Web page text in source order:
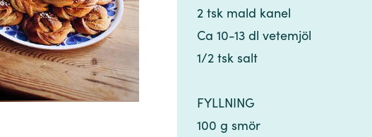
2 tsk mald kanel​​​​‌ ‍ ​‍​‍‌‍ ‌ ​‍‌‍‍‌‌‍‌ ‌‍‍‌‌‍ ‍​‍​‍​ ‍‍​‍​‍‌ ​ ‌‍​‌‌‍ ‍‌‍‍‌‌ ‌​‌ ‍‌​‍ ‍‌‍‍‌‌‍ ​‍​‍​‍ ​​‍​‍‌‍‍​‌ ​‍‌‍‌‌‌‍‌‍​‍​‍​ ‍‍​‍​‍‌‍‍​‌ ‌​‌ ‌​‌ ​​‌ ​ ​ ‍‍​‍ ​‍ ‌‍​ ‌‍ ‌‌ ​ ​‍ ‍‌‍​ ‌‍‌‌‌ ​‍‌ ‌‍‌‍‌‌‌ ​‍‌‍​‌​‍ ‍‌ ​ ‌‍‌‌​‍ ‌ ​​‌ ​‍‌‍ ‌‍‌​‌ ‌‌‌‍​ ‌ ‌​‌‍‍‌‌‍ ‌‍ ‍​‍ ‌‍‍‌‌‍ ‍‌ ‌​‌‍‌‌‌‍ ‍‌ ‌​​‍ ‌‍‌‌‌‍‌​‌‍‍‌‌ ‌​​‍ ‌‍ ‌‌‍ ‌‍‌​‌‍‌‌​ ‌‌ ​​‌ ​‍‌‍‌‌‌ ​ ‌‍‌‌‌‍ ‍‌ ‌​‌‍​‌‌ ‌​‌‍‍‌‌‍ ‌‍ ‍​ ‍ ‌‍‍‌‌‍‌​​ ‌‌‍​ ​ ‌​‌‍​‍​ ​ ​ ‍‌‌‍‌‍​ ‌ ‌‍​ ​‍ ‌​ ‌‌‌‍​‍​ ‌​​ ​‍​‍ ‌​ ‌​​ ‌‍​ ‌​​ ‌​​‍ ‌​ ‍‌​ ‌‌​ ​​​ ​‌​‍ ‌​ ‌ ‌‍‌​​ ‌‌​ ‌ ​ ‍​​ ​​​ ​‌‌‍‌​‌‍‌‌​ ‌‌​ ‌‍​ ‌‌​ ‍ ‌ ‌​‌ ‍‌‌ ​​‌‍‌‌​ ‌‌ ​​‌‍​‌‌‍‌ ‌‍‌‌​ ‍ ‌ ​​‌‍​‌‌ ‌​‌‍‍​​ ‌‌‍​‍‌‍ ​‌‍ ‌‍​ ‌‍‍ ‌ ​ ​‍‌‌​ ‌‌‌​​‍‌‌ ‌‍‍ ‌‍‌‌‌ ‍‌​‍‌‌​ ​ ‌​‌​​‍‌‌​ ​ ‌​‌​​‍‌‌​ ​‍​ ​‍​ ‌​​ ‌‌​ ‌ ‌‍​‍‌‍​‌​ ‌ ​ ​‍‌‍​ ​‍ ‌​ ‍​‌‍‌‍​ ​ ‌‍​‍​‍ ‌​ ‌​​ ‌‍​ ‌ ​ ​​​‍ ‌​ ‍​​ ​‍‌‍‌​​ ​​​‍ ‌‌‍‌​​ ​​​ ‌‍​ ​‍​ ​​‌‍‌‍‌‍‌‌​ ​​​ ‌‌​ ​ ​ ​ ​ ​‍​‍‌‌​ ​‍​ ​‍​‍‌‌​ ‌‌‌​‌​​‍ ‍‌‍​ ‌‍ ‌‍ ​‌ ‌‌‌‍ ‌‌‍ ‍‌ ​ ​‍‌‌​ ‌‌‌​​‍‌‌ ‌‍‍ ‌‍‌‌‌ ‍‌​‍‌‌​ ​ ‌​‌​​‍‌‌​ ​ ‌​‌​​‍‌‌​ ​‍​ ​‍​ ​ ​ ‌​‌‍​‍​ ​‍​ ​‌​ ​​​ ‌‍‌‍‌‍​ ‍‌​ ‌‌‌‍‌‍‌‍‌​​‍‌‌​ ​‍​ ​‍​‍‌‌​ ‌‌‌​‌​​‍ ‍‌‍‍‌‌ ‌​‌‍‌‌‌‍ ‌‌ ​ ​‍‌‌​ ‌‌‌​​‍​ ‌‍​‍‌‌​ ‌‌‌​‌​​ ‌‍​‍‌‍​‌‌ ​ ‌‍‌‌‌‌‌‌‌ ​‍‌‍ ​​ ‌‌‍‍​‌ ‌​‌ ‌​‌ ​​‌ ​ ​‍‌‌​ ​ ‌​​‌​‍‌‌​ ​‍‌​‌‍​‍‌‌​ ​‍‌​‌‍‌‍​ ‌‍ ‌‌ ​ ​‍ ‍‌‍​ ‌‍‌‌‌ ​‍‌ ‌‍‌‍‌‌‌ ​‍‌‍​‌​‍ ‍‌ ​ ‌‍‌‌​‍‌‍‌‍‍‌‌‍‌​​ ‌‌‍​ ​ ‌​‌‍​‍​ ​ ​ ‍‌‌‍‌‍​ ‌ ‌‍​ ​‍ ‌​ ‌‌‌‍​‍​ ‌​​ ​‍​‍ ‌​ ‌​​ ‌‍​ ‌​​ ‌​​‍ ‌​ ‍‌​ ‌‌​ ​​​ ​‌​‍ ‌​ ‌ ‌‍‌​​ ‌‌​ ‌ ​ ‍​​ ​​​ ​‌‌‍‌​‌‍‌‌​ ‌‌​ ‌‍​ ‌‌​‍‌‍‌ ‌​‌ ‍‌‌ ​​‌‍‌‌​ ‌‌ ​​‌‍​‌‌‍‌ ‌‍‌‌​‍‌‍‌ ​​‌‍​‌‌ ‌​‌‍‍​​ ‌‌‍​‍‌‍ ​‌‍ ‌‍​ ‌‍‍ ‌ ​ ​‍‌‌​ ‌‌‌​​‍‌‌ ‌‍‍ ‌‍‌‌‌ ‍‌​‍‌‌​ ​ ‌​‌​​‍‌‌​ ​ ‌​‌​​‍‌‌​ ​‍​ ​‍​ ‌​​ ‌‌​ ‌ ‌‍​‍‌‍​‌​ ‌ ​ ​‍‌‍​ ​‍ ‌​ ‍​‌‍‌‍​ ​ ‌‍​‍​‍ ‌​ ‌​​ ‌‍​ ‌ ​ ​​​‍ ‌​ ‍​​ ​‍‌‍‌​​ ​​​‍ ‌‌‍‌​​ ​​​ ‌‍​ ​‍​ ​​‌‍‌‍‌‍‌‌​ ​​​ ‌‌​ ​ ​ ​ ​ ​‍​‍‌‌​ ​‍​ ​‍​‍‌‌​ ‌‌‌​‌​​‍ ‍‌‍​ ‌‍ ‌‍ ​‌ ‌‌‌‍ ‌‌‍ ‍‌ ​ ​‍‌‌​ ‌‌‌​​‍‌‌ ‌‍‍ ‌‍‌‌‌ ‍‌​‍‌‌​ ​ ‌​‌​​‍‌‌​ ​ ‌​‌​​‍‌‌​ ​‍​ ​‍​ ​ ​ ‌​‌‍​‍​ ​‍​ ​‌​ ​​​ ‌‍‌‍‌‍​ ‍‌​ ‌‌‌‍‌‍‌‍‌​​‍‌‌​ ​‍​ ​‍​‍‌‌​ ‌‌‌​‌​​‍ ‍‌‍‍‌‌ ‌​‌‍‌‌‌‍ ‌‌ ​ ​‍‌‌​ ‌‌‌​​‍​ ‌‍​‍‌‌​ ‌‌‌​‌​​‍‌‍‌ ‌ ‌‍ ‌ ​‍‌‍‍ ‌ ​ ‌ ​​‌‍​‌‌‍​ ‌‍‌‌​ ‌‌ ​​‌ ​‍‌‍ ‌‍‌​‌ ‌‌‌‍​ ‌ ‌​‌‍‍‌‌‍ ‌‍ ‍​‍‌‍‌ ​​‌‍‌‌‌ ​‍‌ ​ ‌ ​​‌‍‌‌‌‍​ ‌ ‌​‌‍‍‌‌ ‌‍‌‍‌‌​ ‌‌ ​​‌ ‌‌‌‍​‍‌‍ ​‌‍‍‌‌ ​ ‌‍‍​‌‍‌‌‌‍‌​​‍​‍‌ ‌
Ca 10-13 dl vetemjöl​​​​‌ ‍ ​‍​‍‌‍ ‌ ​‍‌‍‍‌‌‍‌ ‌‍‍‌‌‍ ‍​‍​‍​ ‍‍​‍​‍‌ ​ ‌‍​‌‌‍ ‍‌‍‍‌‌ ‌​‌ ‍‌​‍ ‍‌‍‍‌‌‍ ​‍​‍​‍ ​​‍​‍‌‍‍​‌ ​‍‌‍‌‌‌‍‌‍​‍​‍​ ‍‍​‍​‍‌‍‍​‌ ‌​‌ ‌​‌ ​​‌ ​ ​ ‍‍​‍ ​‍ ‌‍​ ‌‍ ‌‌ ​ ​‍ ‍‌‍​ ‌‍‌‌‌ ​‍‌ ‌‍‌‍‌‌‌ ​‍‌‍​‌​‍ ‍‌ ​ ‌‍‌‌​‍ ‌ ​​‌ ​‍‌‍ ‌‍‌​‌ ‌‌‌‍​ ‌ ‌​‌‍‍‌‌‍ ‌‍ ‍​‍ ‌‍‍‌‌‍ ‍‌ ‌​‌‍‌‌‌‍ ‍‌ ‌​​‍ ‌‍‌‌‌‍‌​‌‍‍‌‌ ‌​​‍ ‌‍ ‌‌‍ ‌‍‌​‌‍‌‌​ ‌‌ ​​‌ ​‍‌‍‌‌‌ ​ ‌‍‌‌‌‍ ‍‌ ‌​‌‍​‌‌ ‌​‌‍‍‌‌‍ ‌‍ ‍​ ‍ ‌‍‍‌‌‍‌​​ ‌‌‍​ ​ ‌​‌‍​‍​ ​ ​ ‍‌‌‍‌‍​ ‌ ‌‍​ ​‍ ‌​ ‌‌‌‍​‍​ ‌​​ ​‍​‍ ‌​ ‌​​ ‌‍​ ‌​​ ‌​​‍ ‌​ ‍‌​ ‌‌​ ​​​ ​‌​‍ ‌​ ‌ ‌‍‌​​ ‌‌​ ‌ ​ ‍​​ ​​​ ​‌‌‍‌​‌‍‌‌​ ‌‌​ ‌‍​ ‌‌​ ‍ ‌ ‌​‌ ‍‌‌ ​​‌‍‌‌​ ‌‌ ​​‌‍​‌‌‍‌ ‌‍‌‌​ ‍ ‌ ​​‌‍​‌‌ ‌​‌‍‍​​ ‌‌‍​‍‌‍ ​‌‍ ‌‍​ ‌‍‍ ‌ ​ ​‍‌‌​ ‌‌‌​​‍‌‌ ‌‍‍ ‌‍‌‌‌ ‍‌​‍‌‌​ ​ ‌​‌​​‍‌‌​ ​ ‌​‌​​‍‌‌​ ​‍​ ​‍​ ‌​​ ‌‌​ ‌ ‌‍​‍‌‍​‌​ ‌ ​ ​‍‌‍​ ​‍ ‌​ ‍​‌‍‌‍​ ​ ‌‍​‍​‍ ‌​ ‌​​ ‌‍​ ‌ ​ ​​​‍ ‌​ ‍​​ ​‍‌‍‌​​ ​​​‍ ‌‌‍‌​​ ​​​ ‌‍​ ​‍​ ​​‌‍‌‍‌‍‌‌​ ​​​ ‌‌​ ​ ​ ​ ​ ​‍​‍‌‌​ ​‍​ ​‍​‍‌‌​ ‌‌‌​‌​​‍ ‍‌‍​ ‌‍ ‌‍ ​‌ ‌‌‌‍ ‌‌‍ ‍‌ ​ ​‍‌‌​ ‌‌‌​​‍‌‌ ‌‍‍ ‌‍‌‌‌ ‍‌​‍‌‌​ ​ ‌​‌​​‍‌‌​ ​ ‌​‌​​‍‌‌​ ​‍​ ​‍​ ​ ​ ‌​‌‍​‍​ ​‍​ ​‌​ ​​​ ‌‍‌‍‌‍​ ‍‌​ ‌‌‌‍‌‍‌‍‌​​‍‌‌​ ​‍​ ​‍​‍‌‌​ ‌‌‌​‌​​‍ ‍‌‍‍‌‌ ‌​‌‍‌‌‌‍ ‌‌ ​ ​‍‌‌​ ‌‌‌​​‍​ ‌ ​‍‌‌​ ‌‌‌​‌​​ ‌‍​‍‌‍​‌‌ ​ ‌‍‌‌‌‌‌‌‌ ​‍‌‍ ​​ ‌‌‍‍​‌ ‌​‌ ‌​‌ ​​‌ ​ ​‍‌‌​ ​ ‌​​‌​‍‌‌​ ​‍‌​‌‍​‍‌‌​ ​‍‌​‌‍‌‍​ ‌‍ ‌‌ ​ ​‍ ‍‌‍​ ‌‍‌‌‌ ​‍‌ ‌‍‌‍‌‌‌ ​‍‌‍​‌​‍ ‍‌ ​ ‌‍‌‌​‍‌‍‌‍‍‌‌‍‌​​ ‌‌‍​ ​ ‌​‌‍​‍​ ​ ​ ‍‌‌‍‌‍​ ‌ ‌‍​ ​‍ ‌​ ‌‌‌‍​‍​ ‌​​ ​‍​‍ ‌​ ‌​​ ‌‍​ ‌​​ ‌​​‍ ‌​ ‍‌​ ‌‌​ ​​​ ​‌​‍ ‌​ ‌ ‌‍‌​​ ‌‌​ ‌ ​ ‍​​ ​​​ ​‌‌‍‌​‌‍‌‌​ ‌‌​ ‌‍​ ‌‌​‍‌‍‌ ‌​‌ ‍‌‌ ​​‌‍‌‌​ ‌‌ ​​‌‍​‌‌‍‌ ‌‍‌‌​‍‌‍‌ ​​‌‍​‌‌ ‌​‌‍‍​​ ‌‌‍​‍‌‍ ​‌‍ ‌‍​ ‌‍‍ ‌ ​ ​‍‌‌​ ‌‌‌​​‍‌‌ ‌‍‍ ‌‍‌‌‌ ‍‌​‍‌‌​ ​ ‌​‌​​‍‌‌​ ​ ‌​‌​​‍‌‌​ ​‍​ ​‍​ ‌​​ ‌‌​ ‌ ‌‍​‍‌‍​‌​ ‌ ​ ​‍‌‍​ ​‍ ‌​ ‍​‌‍‌‍​ ​ ‌‍​‍​‍ ‌​ ‌​​ ‌‍​ ‌ ​ ​​​‍ ‌​ ‍​​ ​‍‌‍‌​​ ​​​‍ ‌‌‍‌​​ ​​​ ‌‍​ ​‍​ ​​‌‍‌‍‌‍‌‌​ ​​​ ‌‌​ ​ ​ ​ ​ ​‍​‍‌‌​ ​‍​ ​‍​‍‌‌​ ‌‌‌​‌​​‍ ‍‌‍​ ‌‍ ‌‍ ​‌ ‌‌‌‍ ‌‌‍ ‍‌ ​ ​‍‌‌​ ‌‌‌​​‍‌‌ ‌‍‍ ‌‍‌‌‌ ‍‌​‍‌‌​ ​ ‌​‌​​‍‌‌​ ​ ‌​‌​​‍‌‌​ ​‍​ ​‍​ ​ ​ ‌​‌‍​‍​ ​‍​ ​‌​ ​​​ ‌‍‌‍‌‍​ ‍‌​ ‌‌‌‍‌‍‌‍‌​​‍‌‌​ ​‍​ ​‍​‍‌‌​ ‌‌‌​‌​​‍ ‍‌‍‍‌‌ ‌​‌‍‌‌‌‍ ‌‌ ​ ​‍‌‌​ ‌‌‌​​‍​ ‌ ​‍‌‌​ ‌‌‌​‌​​‍‌‍‌ ‌ ‌‍ ‌ ​‍‌‍‍ ‌ ​ ‌ ​​‌‍​‌‌‍​ ‌‍‌‌​ ‌‌ ​​‌ ​‍‌‍ ‌‍‌​‌ ‌‌‌‍​ ‌ ‌​‌‍‍‌‌‍ ‌‍ ‍​‍‌‍‌ ​​‌‍‌‌‌ ​‍‌ ​ ‌ ​​‌‍‌‌‌‍​ ‌ ‌​‌‍‍‌‌ ‌‍‌‍‌‌​ ‌‌ ​​‌ ‌‌‌‍​‍‌‍ ​‌‍‍‌‌ ​ ‌‍‍​‌‍‌‌‌‍‌​​‍​‍‌ ‌
1/2 tsk salt​​​​‌ ‍ ​‍​‍‌‍ ‌ ​‍‌‍‍‌‌‍‌ ‌‍‍‌‌‍ ‍​‍​‍​ ‍‍​‍​‍‌ ​ ‌‍​‌‌‍ ‍‌‍‍‌‌ ‌​‌ ‍‌​‍ ‍‌‍‍‌‌‍ ​‍​‍​‍ ​​‍​‍‌‍‍​‌ ​‍‌‍‌‌‌‍‌‍​‍​‍​ ‍‍​‍​‍‌‍‍​‌ ‌​‌ ‌​‌ ​​‌ ​ ​ ‍‍​‍ ​‍ ‌‍​ ‌‍ ‌‌ ​ ​‍ ‍‌‍​ ‌‍‌‌‌ ​‍‌ ‌‍‌‍‌‌‌ ​‍‌‍​‌​‍ ‍‌ ​ ‌‍‌‌​‍ ‌ ​​‌ ​‍‌‍ ‌‍‌​‌ ‌‌‌‍​ ‌ ‌​‌‍‍‌‌‍ ‌‍ ‍​‍ ‌‍‍‌‌‍ ‍‌ ‌​‌‍‌‌‌‍ ‍‌ ‌​​‍ ‌‍‌‌‌‍‌​‌‍‍‌‌ ‌​​‍ ‌‍ ‌‌‍ ‌‍‌​‌‍‌‌​ ‌‌ ​​‌ ​‍‌‍‌‌‌ ​ ‌‍‌‌‌‍ ‍‌ ‌​‌‍​‌‌ ‌​‌‍‍‌‌‍ ‌‍ ‍​ ‍ ‌‍‍‌‌‍‌​​ ‌‌‍​ ​ ‌​‌‍​‍​ ​ ​ ‍‌‌‍‌‍​ ‌ ‌‍​ ​‍ ‌​ ‌‌‌‍​‍​ ‌​​ ​‍​‍ ‌​ ‌​​ ‌‍​ ‌​​ ‌​​‍ ‌​ ‍‌​ ‌‌​ ​​​ ​‌​‍ ‌​ ‌ ‌‍‌​​ ‌‌​ ‌ ​ ‍​​ ​​​ ​‌‌‍‌​‌‍‌‌​ ‌‌​ ‌‍​ ‌‌​ ‍ ‌ ‌​‌ ‍‌‌ ​​‌‍‌‌​ ‌‌ ​​‌‍​‌‌‍‌ ‌‍‌‌​ ‍ ‌ ​​‌‍​‌‌ ‌​‌‍‍​​ ‌‌‍​‍‌‍ ​‌‍ ‌‍​ ‌‍‍ ‌ ​ ​‍‌‌​ ‌‌‌​​‍‌‌ ‌‍‍ ‌‍‌‌‌ ‍‌​‍‌‌​ ​ ‌​‌​​‍‌‌​ ​ ‌​‌​​‍‌‌​ ​‍​ ​‍​ ‌​​ ‌‌​ ‌ ‌‍​‍‌‍​‌​ ‌ ​ ​‍‌‍​ ​‍ ‌​ ‍​‌‍‌‍​ ​ ‌‍​‍​‍ ‌​ ‌​​ ‌‍​ ‌ ​ ​​​‍ ‌​ ‍​​ ​‍‌‍‌​​ ​​​‍ ‌‌‍‌​​ ​​​ ‌‍​ ​‍​ ​​‌‍‌‍‌‍‌‌​ ​​​ ‌‌​ ​ ​ ​ ​ ​‍​‍‌‌​ ​‍​ ​‍​‍‌‌​ ‌‌‌​‌​​‍ ‍‌‍​ ‌‍ ‌‍ ​‌ ‌‌‌‍ ‌‌‍ ‍‌ ​ ​‍‌‌​ ‌‌‌​​‍‌‌ ‌‍‍ ‌‍‌‌‌ ‍‌​‍‌‌​ ​ ‌​‌​​‍‌‌​ ​ ‌​‌​​‍‌‌​ ​‍​ ​‍​ ​ ​ ‌​‌‍​‍​ ​‍​ ​‌​ ​​​ ‌‍‌‍‌‍​ ‍‌​ ‌‌‌‍‌‍‌‍‌​​‍‌‌​ ​‍​ ​‍​‍‌‌​ ‌‌‌​‌​​‍ ‍‌‍‍‌‌ ‌​‌‍‌‌‌‍ ‌‌ ​ ​‍‌‌​ ‌‌‌​​‍​ ‍​​‍‌‌​ ‌‌‌​‌​​ ‌‍​‍‌‍​‌‌ ​ ‌‍‌‌‌‌‌‌‌ ​‍‌‍ ​​ ‌‌‍‍​‌ ‌​‌ ‌​‌ ​​‌ ​ ​‍‌‌​ ​ ‌​​‌​‍‌‌​ ​‍‌​‌‍​‍‌‌​ ​‍‌​‌‍‌‍​ ‌‍ ‌‌ ​ ​‍ ‍‌‍​ ‌‍‌‌‌ ​‍‌ ‌‍‌‍‌‌‌ ​‍‌‍​‌​‍ ‍‌ ​ ‌‍‌‌​‍‌‍‌‍‍‌‌‍‌​​ ‌‌‍​ ​ ‌​‌‍​‍​ ​ ​ ‍‌‌‍‌‍​ ‌ ‌‍​ ​‍ ‌​ ‌‌‌‍​‍​ ‌​​ ​‍​‍ ‌​ ‌​​ ‌‍​ ‌​​ ‌​​‍ ‌​ ‍‌​ ‌‌​ ​​​ ​‌​‍ ‌​ ‌ ‌‍‌​​ ‌‌​ ‌ ​ ‍​​ ​​​ ​‌‌‍‌​‌‍‌‌​ ‌‌​ ‌‍​ ‌‌​‍‌‍‌ ‌​‌ ‍‌‌ ​​‌‍‌‌​ ‌‌ ​​‌‍​‌‌‍‌ ‌‍‌‌​‍‌‍‌ ​​‌‍​‌‌ ‌​‌‍‍​​ ‌‌‍​‍‌‍ ​‌‍ ‌‍​ ‌‍‍ ‌ ​ ​‍‌‌​ ‌‌‌​​‍‌‌ ‌‍‍ ‌‍‌‌‌ ‍‌​‍‌‌​ ​ ‌​‌​​‍‌‌​ ​ ‌​‌​​‍‌‌​ ​‍​ ​‍​ ‌​​ ‌‌​ ‌ ‌‍​‍‌‍​‌​ ‌ ​ ​‍‌‍​ ​‍ ‌​ ‍​‌‍‌‍​ ​ ‌‍​‍​‍ ‌​ ‌​​ ‌‍​ ‌ ​ ​​​‍ ‌​ ‍​​ ​‍‌‍‌​​ ​​​‍ ‌‌‍‌​​ ​​​ ‌‍​ ​‍​ ​​‌‍‌‍‌‍‌‌​ ​​​ ‌‌​ ​ ​ ​ ​ ​‍​‍‌‌​ ​‍​ ​‍​‍‌‌​ ‌‌‌​‌​​‍ ‍‌‍​ ‌‍ ‌‍ ​‌ ‌‌‌‍ ‌‌‍ ‍‌ ​ ​‍‌‌​ ‌‌‌​​‍‌‌ ‌‍‍ ‌‍‌‌‌ ‍‌​‍‌‌​ ​ ‌​‌​​‍‌‌​ ​ ‌​‌​​‍‌‌​ ​‍​ ​‍​ ​ ​ ‌​‌‍​‍​ ​‍​ ​‌​ ​​​ ‌‍‌‍‌‍​ ‍‌​ ‌‌‌‍‌‍‌‍‌​​‍‌‌​ ​‍​ ​‍​‍‌‌​ ‌‌‌​‌​​‍ ‍‌‍‍‌‌ ‌​‌‍‌‌‌‍ ‌‌ ​ ​‍‌‌​ ‌‌‌​​‍​ ‍​​‍‌‌​ ‌‌‌​‌​​‍‌‍‌ ‌ ‌‍ ‌ ​‍‌‍‍ ‌ ​ ‌ ​​‌‍​‌‌‍​ ‌‍‌‌​ ‌‌ ​​‌ ​‍‌‍ ‌‍‌​‌ ‌‌‌‍​ ‌ ‌​‌‍‍‌‌‍ ‌‍ ‍​‍‌‍‌ ​​‌‍‌‌‌ ​‍‌ ​ ‌ ​​‌‍‌‌‌‍​ ‌ ‌​‌‍‍‌‌ ‌‍‌‍‌‌​ ‌‌ ​​‌ ‌‌‌‍​‍‌‍ ​‌‍‍‌‌ ​ ‌‍‍​‌‍‌‌‌‍‌​​‍​‍‌ ‌
FYLLNING​​​​‌ ‍ ​‍​‍‌‍ ‌ ​‍‌‍‍‌‌‍‌ ‌‍‍‌‌‍ ‍​‍​‍​ ‍‍​‍​‍‌ ​ ‌‍​‌‌‍ ‍‌‍‍‌‌ ‌​‌ ‍‌​‍ ‍‌‍‍‌‌‍ ​‍​‍​‍ ​​‍​‍‌‍‍​‌ ​‍‌‍‌‌‌‍‌‍​‍​‍​ ‍‍​‍​‍‌‍‍​‌ ‌​‌ ‌​‌ ​​‌ ​ ​ ‍‍​‍ ​‍ ‌‍​ ‌‍ ‌‌ ​ ​‍ ‍‌‍​ ‌‍‌‌‌ ​‍‌ ‌‍‌‍‌‌‌ ​‍‌‍​‌​‍ ‍‌ ​ ‌‍‌‌​‍ ‌ ​​‌ ​‍‌‍ ‌‍‌​‌ ‌‌‌‍​ ‌ ‌​‌‍‍‌‌‍ ‌‍ ‍​‍ ‌‍‍‌‌‍ ‍‌ ‌​‌‍‌‌‌‍ ‍‌ ‌​​‍ ‌‍‌‌‌‍‌​‌‍‍‌‌ ‌​​‍ ‌‍ ‌‌‍ ‌‍‌​‌‍‌‌​ ‌‌ ​​‌ ​‍‌‍‌‌‌ ​ ‌‍‌‌‌‍ ‍‌ ‌​‌‍​‌‌ ‌​‌‍‍‌‌‍ ‌‍ ‍​ ‍ ‌‍‍‌‌‍‌​​ ‌‌‍​ ​ ‌​‌‍​‍​ ​ ​ ‍‌‌‍‌‍​ ‌ ‌‍​ ​‍ ‌​ ‌‌‌‍​‍​ ‌​​ ​‍​‍ ‌​ ‌​​ ‌‍​ ‌​​ ‌​​‍ ‌​ ‍‌​ ‌‌​ ​​​ ​‌​‍ ‌​ ‌ ‌‍‌​​ ‌‌​ ‌ ​ ‍​​ ​​​ ​‌‌‍‌​‌‍‌‌​ ‌‌​ ‌‍​ ‌‌​ ‍ ‌ ‌​‌ ‍‌‌ ​​‌‍‌‌​ ‌‌ ​​‌‍​‌‌‍‌ ‌‍‌‌​ ‍ ‌ ​​‌‍​‌‌ ‌​‌‍‍​​ ‌‌‍​‍‌‍ ​‌‍ ‌‍​ ‌‍‍ ‌ ​ ​‍‌‌​ ‌‌‌​​‍‌‌ ‌‍‍ ‌‍‌‌‌ ‍‌​‍‌‌​ ​ ‌​‌​​‍‌‌​ ​ ‌​‌​​‍‌‌​ ​‍​ ​‍​ ‌​​ ‌‌​ ‌ ‌‍​‍‌‍​‌​ ‌ ​ ​‍‌‍​ ​‍ ‌​ ‍​‌‍‌‍​ ​ ‌‍​‍​‍ ‌​ ‌​​ ‌‍​ ‌ ​ ​​​‍ ‌​ ‍​​ ​‍‌‍‌​​ ​​​‍ ‌‌‍‌​​ ​​​ ‌‍​ ​‍​ ​​‌‍‌‍‌‍‌‌​ ​​​ ‌‌​ ​ ​ ​ ​ ​‍​‍‌‌​ ​‍​ ​‍​‍‌‌​ ‌‌‌​‌​​‍ ‍‌‍​ ‌‍ ‌‍ ​‌ ‌‌‌‍ ‌‌‍ ‍‌ ​ ​‍‌‌​ ‌‌‌​​‍‌‌ ‌‍‍ ‌‍‌‌‌ ‍‌​‍‌‌​ ​ ‌​‌​​‍‌‌​ ​ ‌​‌​​‍‌‌​ ​‍​ ​‍​ ​ ​ ‌​‌‍​‍​ ​‍​ ​‌​ ​​​ ‌‍‌‍‌‍​ ‍‌​ ‌‌‌‍‌‍‌‍‌​​‍‌‌​ ​‍​ ​‍​‍‌‌​ ‌‌‌​‌​​‍ ‍‌‍‍‌‌ ‌​‌‍‌‌‌‍ ‌‌ ​ ​‍‌‌​ ‌‌‌​​‍​ ​‌​ ​​​‍‌‌​ ‌‌‌​‌​​ ‌‍​‍‌‍​‌‌ ​ ‌‍‌‌‌‌‌‌‌ ​‍‌‍ ​​ ‌‌‍‍​‌ ‌​‌ ‌​‌ ​​‌ ​ ​‍‌‌​ ​ ‌​​‌​‍‌‌​ ​‍‌​‌‍​‍‌‌​ ​‍‌​‌‍‌‍​ ‌‍ ‌‌ ​ ​‍ ‍‌‍​ ‌‍‌‌‌ ​‍‌ ‌‍‌‍‌‌‌ ​‍‌‍​‌​‍ ‍‌ ​ ‌‍‌‌​‍‌‍‌‍‍‌‌‍‌​​ ‌‌‍​ ​ ‌​‌‍​‍​ ​ ​ ‍‌‌‍‌‍​ ‌ ‌‍​ ​‍ ‌​ ‌‌‌‍​‍​ ‌​​ ​‍​‍ ‌​ ‌​​ ‌‍​ ‌​​ ‌​​‍ ‌​ ‍‌​ ‌‌​ ​​​ ​‌​‍ ‌​ ‌ ‌‍‌​​ ‌‌​ ‌ ​ ‍​​ ​​​ ​‌‌‍‌​‌‍‌‌​ ‌‌​ ‌‍​ ‌‌​‍‌‍‌ ‌​‌ ‍‌‌ ​​‌‍‌‌​ ‌‌ ​​‌‍​‌‌‍‌ ‌‍‌‌​‍‌‍‌ ​​‌‍​‌‌ ‌​‌‍‍​​ ‌‌‍​‍‌‍ ​‌‍ ‌‍​ ‌‍‍ ‌ ​ ​‍‌‌​ ‌‌‌​​‍‌‌ ‌‍‍ ‌‍‌‌‌ ‍‌​‍‌‌​ ​ ‌​‌​​‍‌‌​ ​ ‌​‌​​‍‌‌​ ​‍​ ​‍​ ‌​​ ‌‌​ ‌ ‌‍​‍‌‍​‌​ ‌ ​ ​‍‌‍​ ​‍ ‌​ ‍​‌‍‌‍​ ​ ‌‍​‍​‍ ‌​ ‌​​ ‌‍​ ‌ ​ ​​​‍ ‌​ ‍​​ ​‍‌‍‌​​ ​​​‍ ‌‌‍‌​​ ​​​ ‌‍​ ​‍​ ​​‌‍‌‍‌‍‌‌​ ​​​ ‌‌​ ​ ​ ​ ​ ​‍​‍‌‌​ ​‍​ ​‍​‍‌‌​ ‌‌‌​‌​​‍ ‍‌‍​ ‌‍ ‌‍ ​‌ ‌‌‌‍ ‌‌‍ ‍‌ ​ ​‍‌‌​ ‌‌‌​​‍‌‌ ‌‍‍ ‌‍‌‌‌ ‍‌​‍‌‌​ ​ ‌​‌​​‍‌‌​ ​ ‌​‌​​‍‌‌​ ​‍​ ​‍​ ​ ​ ‌​‌‍​‍​ ​‍​ ​‌​ ​​​ ‌‍‌‍‌‍​ ‍‌​ ‌‌‌‍‌‍‌‍‌​​‍‌‌​ ​‍​ ​‍​‍‌‌​ ‌‌‌​‌​​‍ ‍‌‍‍‌‌ ‌​‌‍‌‌‌‍ ‌‌ ​ ​‍‌‌​ ‌‌‌​​‍​ ​‌​ ​​​‍‌‌​ ‌‌‌​‌​​‍‌‍‌ ‌ ‌‍ ‌ ​‍‌‍‍ ‌ ​ ‌ ​​‌‍​‌‌‍​ ‌‍‌‌​ ‌‌ ​​‌ ​‍‌‍ ‌‍‌​‌ ‌‌‌‍​ ‌ ‌​‌‍‍‌‌‍ ‌‍ ‍​‍‌‍‌ ​​‌‍‌‌‌ ​‍‌ ​ ‌ ​​‌‍‌‌‌‍​ ‌ ‌​‌‍‍‌‌ ‌‍‌‍‌‌​ ‌‌ ​​‌ ‌‌‌‍​‍‌‍ ​‌‍‍‌‌ ​ ‌‍‍​‌‍‌‌‌‍‌​​‍​‍‌ ‌
100 g smör​​​​‌ ‍ ​‍​‍‌‍ ‌ ​‍‌‍‍‌‌‍‌ ‌‍‍‌‌‍ ‍​‍​‍​ ‍‍​‍​‍‌ ​ ‌‍​‌‌‍ ‍‌‍‍‌‌ ‌​‌ ‍‌​‍ ‍‌‍‍‌‌‍ ​‍​‍​‍ ​​‍​‍‌‍‍​‌ ​‍‌‍‌‌‌‍‌‍​‍​‍​ ‍‍​‍​‍‌‍‍​‌ ‌​‌ ‌​‌ ​​‌ ​ ​ ‍‍​‍ ​‍ ‌‍​ ‌‍ ‌‌ ​ ​‍ ‍‌‍​ ‌‍‌‌‌ ​‍‌ ‌‍‌‍‌‌‌ ​‍‌‍​‌​‍ ‍‌ ​ ‌‍‌‌​‍ ‌ ​​‌ ​‍‌‍ ‌‍‌​‌ ‌‌‌‍​ ‌ ‌​‌‍‍‌‌‍ ‌‍ ‍​‍ ‌‍‍‌‌‍ ‍‌ ‌​‌‍‌‌‌‍ ‍‌ ‌​​‍ ‌‍‌‌‌‍‌​‌‍‍‌‌ ‌​​‍ ‌‍ ‌‌‍ ‌‍‌​‌‍‌‌​ ‌‌ ​​‌ ​‍‌‍‌‌‌ ​ ‌‍‌‌‌‍ ‍‌ ‌​‌‍​‌‌ ‌​‌‍‍‌‌‍ ‌‍ ‍​ ‍ ‌‍‍‌‌‍‌​​ ‌‌‍​ ​ ‌​‌‍​‍​ ​ ​ ‍‌‌‍‌‍​ ‌ ‌‍​ ​‍ ‌​ ‌‌‌‍​‍​ ‌​​ ​‍​‍ ‌​ ‌​​ ‌‍​ ‌​​ ‌​​‍ ‌​ ‍‌​ ‌‌​ ​​​ ​‌​‍ ‌​ ‌ ‌‍‌​​ ‌‌​ ‌ ​ ‍​​ ​​​ ​‌‌‍‌​‌‍‌‌​ ‌‌​ ‌‍​ ‌‌​ ‍ ‌ ‌​‌ ‍‌‌ ​​‌‍‌‌​ ‌‌ ​​‌‍​‌‌‍‌ ‌‍‌‌​ ‍ ‌ ​​‌‍​‌‌ ‌​‌‍‍​​ ‌‌‍​‍‌‍ ​‌‍ ‌‍​ ‌‍‍ ‌ ​ ​‍‌‌​ ‌‌‌​​‍‌‌ ‌‍‍ ‌‍‌‌‌ ‍‌​‍‌‌​ ​ ‌​‌​​‍‌‌​ ​ ‌​‌​​‍‌‌​ ​‍​ ​‍​ ‌​​ ‌‌​ ‌ ‌‍​‍‌‍​‌​ ‌ ​ ​‍‌‍​ ​‍ ‌​ ‍​‌‍‌‍​ ​ ‌‍​‍​‍ ‌​ ‌​​ ‌‍​ ‌ ​ ​​​‍ ‌​ ‍​​ ​‍‌‍‌​​ ​​​‍ ‌‌‍‌​​ ​​​ ‌‍​ ​‍​ ​​‌‍‌‍‌‍‌‌​ ​​​ ‌‌​ ​ ​ ​ ​ ​‍​‍‌‌​ ​‍​ ​‍​‍‌‌​ ‌‌‌​‌​​‍ ‍‌‍​ ‌‍ ‌‍ ​‌ ‌‌‌‍ ‌‌‍ ‍‌ ​ ​‍‌‌​ ‌‌‌​​‍‌‌ ‌‍‍ ‌‍‌‌‌ ‍‌​‍‌‌​ ​ ‌​‌​​‍‌‌​ ​ ‌​‌​​‍‌‌​ ​‍​ ​‍​ ​ ​ ‌​‌‍​‍​ ​‍​ ​‌​ ​​​ ‌‍‌‍‌‍​ ‍‌​ ‌‌‌‍‌‍‌‍‌​​‍‌‌​ ​‍​ ​‍​‍‌‌​ ‌‌‌​‌​​‍ ‍‌‍‍‌‌ ‌​‌‍‌‌‌‍ ‌‌ ​ ​‍‌‌​ ‌‌‌​​‍​ ​‌​ ​‌​‍‌‌​ ‌‌‌​‌​​ ‌‍​‍‌‍​‌‌ ​ ‌‍‌‌‌‌‌‌‌ ​‍‌‍ ​​ ‌‌‍‍​‌ ‌​‌ ‌​‌ ​​‌ ​ ​‍‌‌​ ​ ‌​​‌​‍‌‌​ ​‍‌​‌‍​‍‌‌​ ​‍‌​‌‍‌‍​ ‌‍ ‌‌ ​ ​‍ ‍‌‍​ ‌‍‌‌‌ ​‍‌ ‌‍‌‍‌‌‌ ​‍‌‍​‌​‍ ‍‌ ​ ‌‍‌‌​‍‌‍‌‍‍‌‌‍‌​​ ‌‌‍​ ​ ‌​‌‍​‍​ ​ ​ ‍‌‌‍‌‍​ ‌ ‌‍​ ​‍ ‌​ ‌‌‌‍​‍​ ‌​​ ​‍​‍ ‌​ ‌​​ ‌‍​ ‌​​ ‌​​‍ ‌​ ‍‌​ ‌‌​ ​​​ ​‌​‍ ‌​ ‌ ‌‍‌​​ ‌‌​ ‌ ​ ‍​​ ​​​ ​‌‌‍‌​‌‍‌‌​ ‌‌​ ‌‍​ ‌‌​‍‌‍‌ ‌​‌ ‍‌‌ ​​‌‍‌‌​ ‌‌ ​​‌‍​‌‌‍‌ ‌‍‌‌​‍‌‍‌ ​​‌‍​‌‌ ‌​‌‍‍​​ ‌‌‍​‍‌‍ ​‌‍ ‌‍​ ‌‍‍ ‌ ​ ​‍‌‌​ ‌‌‌​​‍‌‌ ‌‍‍ ‌‍‌‌‌ ‍‌​‍‌‌​ ​ ‌​‌​​‍‌‌​ ​ ‌​‌​​‍‌‌​ ​‍​ ​‍​ ‌​​ ‌‌​ ‌ ‌‍​‍‌‍​‌​ ‌ ​ ​‍‌‍​ ​‍ ‌​ ‍​‌‍‌‍​ ​ ‌‍​‍​‍ ‌​ ‌​​ ‌‍​ ‌ ​ ​​​‍ ‌​ ‍​​ ​‍‌‍‌​​ ​​​‍ ‌‌‍‌​​ ​​​ ‌‍​ ​‍​ ​​‌‍‌‍‌‍‌‌​ ​​​ ‌‌​ ​ ​ ​ ​ ​‍​‍‌‌​ ​‍​ ​‍​‍‌‌​ ‌‌‌​‌​​‍ ‍‌‍​ ‌‍ ‌‍ ​‌ ‌‌‌‍ ‌‌‍ ‍‌ ​ ​‍‌‌​ ‌‌‌​​‍‌‌ ‌‍‍ ‌‍‌‌‌ ‍‌​‍‌‌​ ​ ‌​‌​​‍‌‌​ ​ ‌​‌​​‍‌‌​ ​‍​ ​‍​ ​ ​ ‌​‌‍​‍​ ​‍​ ​‌​ ​​​ ‌‍‌‍‌‍​ ‍‌​ ‌‌‌‍‌‍‌‍‌​​‍‌‌​ ​‍​ ​‍​‍‌‌​ ‌‌‌​‌​​‍ ‍‌‍‍‌‌ ‌​‌‍‌‌‌‍ ‌‌ ​ ​‍‌‌​ ‌‌‌​​‍​ ​‌​ ​‌​‍‌‌​ ‌‌‌​‌​​‍‌‍‌ ‌ ‌‍ ‌ ​‍‌‍‍ ‌ ​ ‌ ​​‌‍​‌‌‍​ ‌‍‌‌​ ‌‌ ​​‌ ​‍‌‍ ‌‍‌​‌ ‌‌‌‍​ ‌ ‌​‌‍‍‌‌‍ ‌‍ ‍​‍‌‍‌ ​​‌‍‌‌‌ ​‍‌ ​ ‌ ​​‌‍‌‌‌‍​ ‌ ‌​‌‍‍‌‌ ‌‍‌‍‌‌​ ‌‌ ​​‌ ‌‌‌‍​‍‌‍ ​‌‍‍‌‌ ​ ‌‍‍​‌‍‌‌‌‍‌​​‍​‍‌ ‌